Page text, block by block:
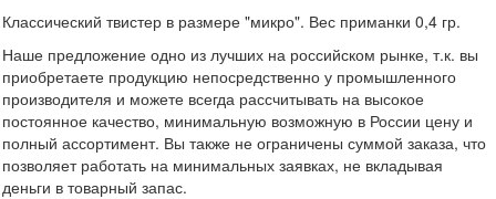
Классический твистер в размере "микро". Вес приманки 0,4 гр.
Наше предложение одно из лучших на российском рынке, т.к. вы
приобретаете продукцию непосредственно у промышленного
производителя и можете всегда рассчитывать на высокое
постоянное качество, минимальную возможную в России цену и
полный ассортимент. Вы также не ограничены суммой заказа, что
позволяет работать на минимальных заявках, не вкладывая
деньги в товарный запас.